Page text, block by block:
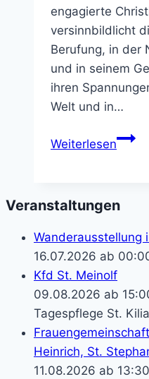
engagierte
versinnbildlicht
Berufung, in der
und in seinem
ihren
Welt und in…
Weiterlesen
Veranstaltungen
Wanderausstellung
16.07.2026 ab
Kfd St. Meinolf
09.08.2026 ab
Tagespflege St.
Heinrich, St.
11.08.2026 ab